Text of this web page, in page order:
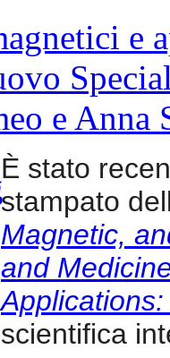
È stato
stampato
Magnetic,
and
scientifica